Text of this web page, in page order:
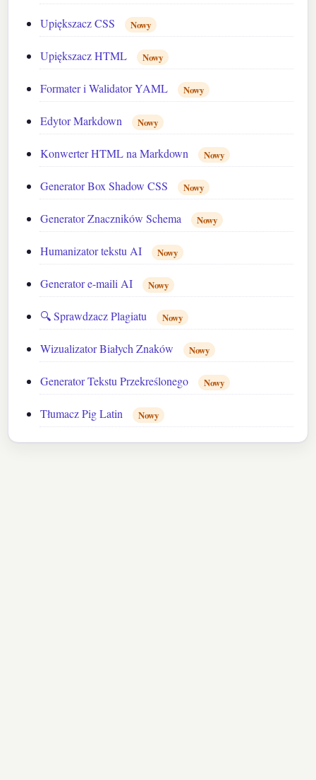
Upiększacz CSS Nowy
Upiększacz HTML Nowy
Formater i Walidator YAML Nowy
Edytor Markdown Nowy
Konwerter HTML na Markdown Nowy
Generator Box Shadow CSS Nowy
Generator Znaczników Schema Nowy
Humanizator tekstu AI Nowy
Generator e-maili AI Nowy
🔍 Sprawdzacz Plagiatu Nowy
Wizualizator Białych Znaków Nowy
Generator Tekstu Przekreślonego Nowy
Tłumacz Pig Latin Nowy